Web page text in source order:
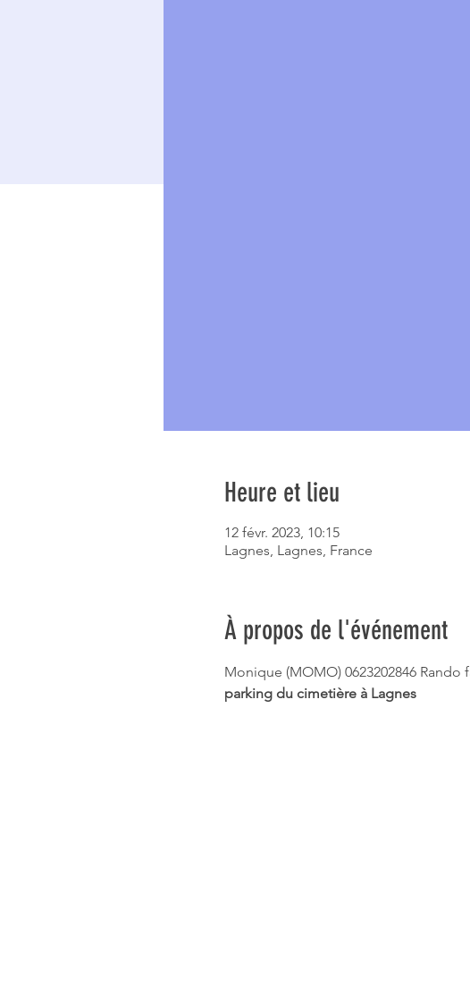
Heure et lieu
12 févr. 2023, 10:15
Lagnes, Lagnes, France
À propos de l'événement
Monique (MOMO) 0623202846 Rando
parking du cimetière à Lagnes